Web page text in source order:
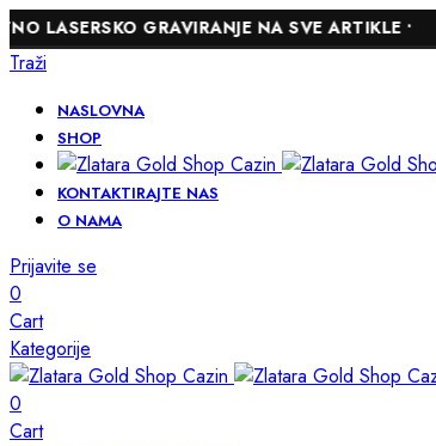
GRAVIRANJE NA SVE ARTIKLE •
Traži
NASLOVNA
SHOP
KONTAKTIRAJTE NAS
O NAMA
Prijavite se
0
Cart
Kategorije
0
Cart